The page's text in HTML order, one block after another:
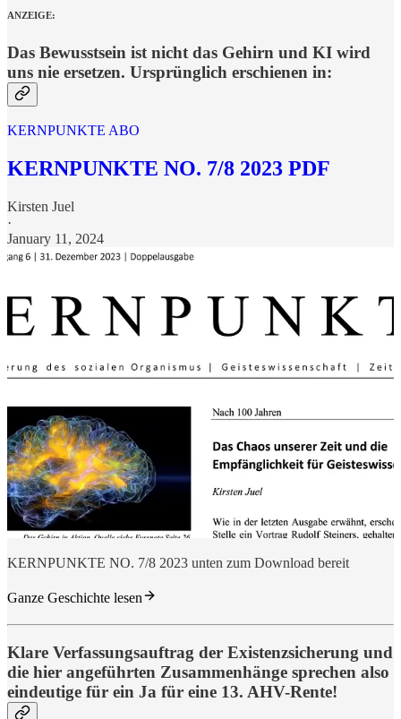
ANZEIGE:
Das Bewusstsein ist nicht das Gehirn und KI wird
uns nie ersetzen. Ursprünglich erschienen in:
KERNPUNKTE ABO
KERNPUNKTE NO. 7/8 2023 PDF
Kirsten Juel
·
January 11, 2024
KERNPUNKTE NO. 7/8 2023 unten zum Download bereit
Ganze Geschichte lesen
Klare Verfassungsauftrag der Existenzsicherung und
die hier angeführten Zusammenhänge sprechen also
eindeutige für ein Ja für eine 13. AHV-Rente!